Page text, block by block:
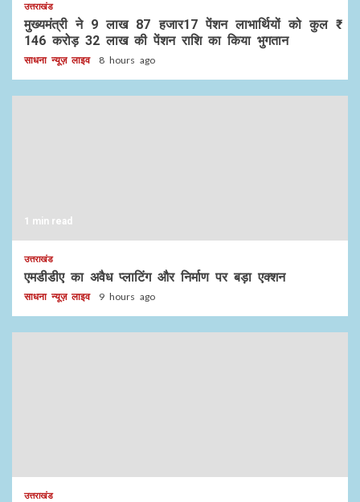
उत्तराखंड
मुख्यमंत्री ने 9 लाख 87 हजार17 पेंशन लाभार्थियों को कुल ₹
146 करोड़ 32 लाख की पेंशन राशि का किया भुगतान
साधना न्यूज़ लाइव 8 hours ago
1 min read
उत्तराखंड
एमडीडीए का अवैध प्लाटिंग और निर्माण पर बड़ा एक्शन
साधना न्यूज़ लाइव 9 hours ago
उत्तराखंड